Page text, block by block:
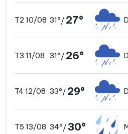
T2 10/08 31°/ 27°
T3 11/08 31°/ 26°
T4 12/08 33°/ 29°
T5 13/08 34°/ 30°